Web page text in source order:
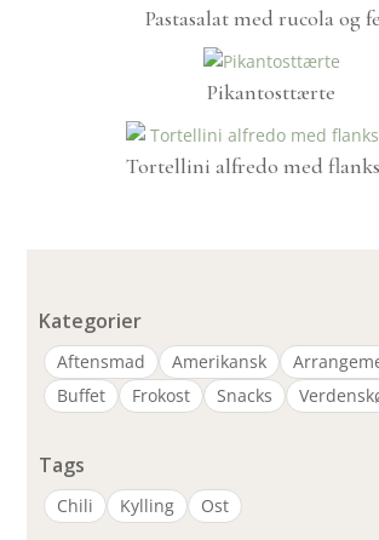
Pastasalat med rucola og
Pikantosttærte
Tortellini alfredo med
Kategorier
Aftensmad Amerikansk
Buffet
Frokost Snacks
Tags
Chili Kylling Ost